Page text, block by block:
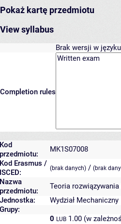
Pokaż kartę przedmiotu
View syllabus
Brak wersji w
Completion rules
Kod
przedmiotu:
MK1S07008
Kod Erasmus /
ISCED:
(brak danych) / (brak
Nazwa
przedmiotu:
Teoria
Jednostka:
Wydział Mechaniczny
Grupy:
0 LUB 1.00 (w